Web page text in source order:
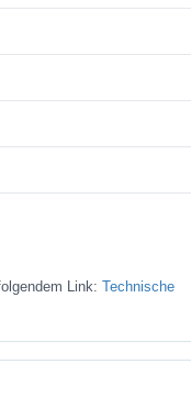
Link: Technische